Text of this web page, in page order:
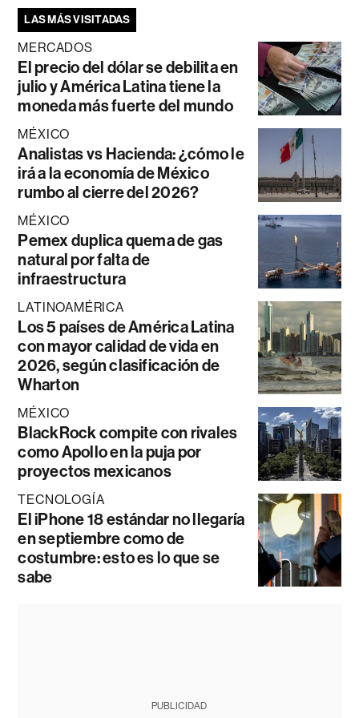
LAS MÁS VISITADAS
MERCADOS
El precio del dólar se debilita en
julio y América Latina tiene la
moneda más fuerte del mundo
MÉXICO
Analistas vs Hacienda: ¿cómo le
irá a la economía de México
rumbo al cierre del 2026?
MÉXICO
Pemex duplica quema de gas
natural por falta de
infraestructura
LATINOAMÉRICA
Los 5 países de América Latina
con mayor calidad de vida en
2026, según clasificación de
Wharton
MÉXICO
BlackRock compite con rivales
como Apollo en la puja por
proyectos mexicanos
TECNOLOGÍA
El iPhone 18 estándar no llegaría
en septiembre como de
costumbre: esto es lo que se
sabe
PUBLICIDAD